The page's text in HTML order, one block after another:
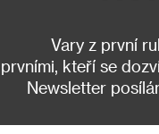
Vary z první
kteří se
Newsletter